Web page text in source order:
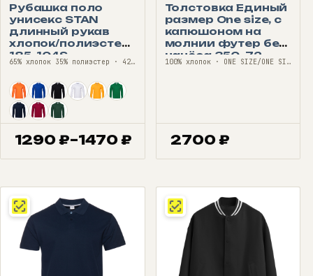
Рубашка поло
унисекс STAN
длинный рукав
хлопок/полиэстер
185, 104S
65% хлопок 35% полиэстер · 42—68
1290 ₽–1470 ₽
Диапазон
цен:
–
1470 ₽
Толстовка Единый
размер One size, с
капюшоном на
молнии футер без
начёса 350, 72
100% хлопок · ONE SIZE/ONE SIZE
2700 ₽